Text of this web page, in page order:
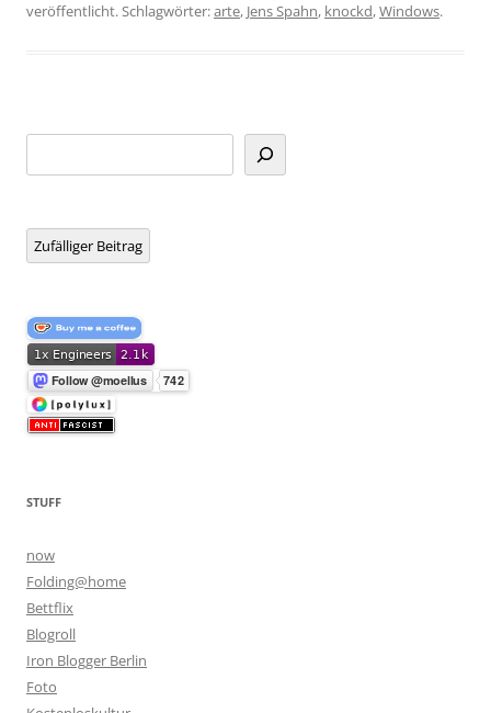
veröffentlicht. Schlagwörter:arte, Jens Spahn, knockd,Windows.
Zufälliger Beitrag
STUFF
now
Folding@home
Bettflix
Blogroll
Iron Blogger Berlin
Foto